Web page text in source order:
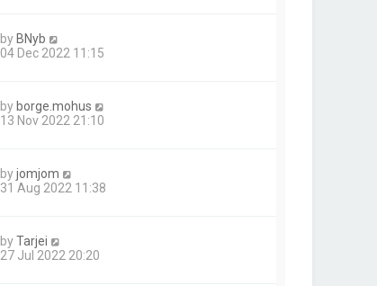
by BNyb
04 Dec 2022 11:15
by borge.mohus
13 Nov 2022 21:10
byjomjom
31 Aug 2022 11:38
byTarjei
27 Jul 2022 20:20